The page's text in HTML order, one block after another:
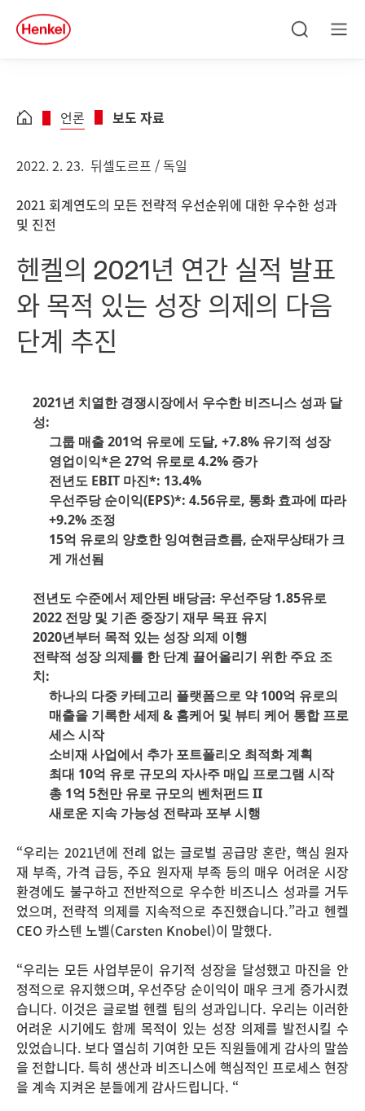
Skip to main content
Skip to footer
quick
search
언론 보도 자료
2022. 2. 23. 뒤셀도르프 / 독일
2021 회계연도의 모든 전략적 우선순위에 대한 우수한 성과
및 진전
헨켈의 2021년 연간 실적 발표
와 목적 있는 성장 의제의 다음
단계 추진
2021년 치열한 경쟁시장에서 우수한 비즈니스 성과 달
성:
그룹 매출 201억 유로에 도달, +7.8% 유기적 성장
영업이익*은 27억 유로로 4.2% 증가
전년도 EBIT 마진*: 13.4%
우선주당 순이익(EPS)*: 4.56유로, 통화 효과에 따라
+9.2% 조정
15억 유로의 양호한 잉여현금흐름, 순재무상태가 크
게 개선됨
전년도 수준에서 제안된 배당금: 우선주당 1.85유로
2022 전망 및 기존 중장기 재무 목표 유지
2020년부터 목적 있는 성장 의제 이행
전략적 성장 의제를 한 단계 끌어올리기 위한 주요 조
치:
하나의 다중 카테고리 플랫폼으로 약 100억 유로의
매출을 기록한 세제 & 홈케어 및 뷰티 케어 통합 프로
세스 시작
소비재 사업에서 추가 포트폴리오 최적화 계획
최대 10억 유로 규모의 자사주 매입 프로그램 시작
총 1억 5천만 유로 규모의 벤처펀드 II
새로운 지속 가능성 전략과 포부 시행
“우리는 2021년에 전례 없는 글로벌 공급망 혼란, 핵심 원자
재 부족, 가격 급등,주요 원자재 부족 등의 매우 어려운 시장
환경에도 불구하고 전반적으로 우수한 비즈니스 성과를 거두
었으며, 전략적 의제를 지속적으로 추진했습니다.”라고 헨켈
CEO 카스텐 노벨(Carsten Knobel)이 말했다.
“우리는 모든 사업부문이 유기적 성장을 달성했고 마진을 안
정적으로 유지했으며,우선주당 순이익이 매우 크게 증가시켰
습니다. 이것은 글로벌 헨켈 팀의 성과입니다. 우리는 이러한
어려운 시기에도 함께 목적이 있는 성장 의제를 발전시킬 수
있었습니다. 보다 열심히 기여한 모든 직원들에게 감사의 말씀
을 전합니다. 특히 생산과 비즈니스에 핵심적인 프로세스 현장
을 계속 지켜온 분들에게 감사드립니다. “